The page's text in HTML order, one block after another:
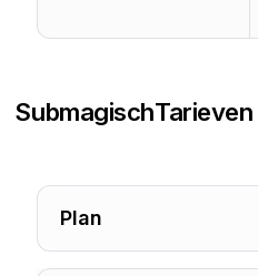
SubmagischTarieven
Plan